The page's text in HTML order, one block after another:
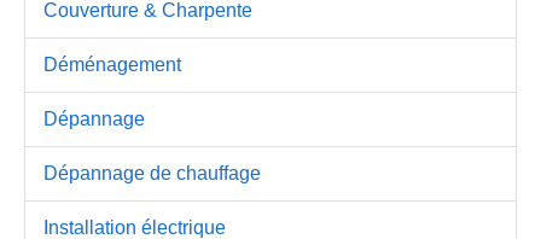
Couverture & Charpente
Déménagement
Dépannage
Dépannage de chauffage
Installation électrique